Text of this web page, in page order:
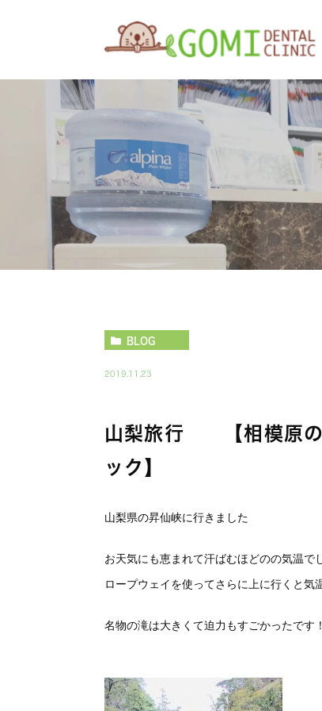
BLOG
2019.11.23
山梨旅行 【相模原の
ック】
山梨県の昇仙峡に行きました
お天気にも恵まれて汗ばむほどのの気温で
ロープウェイを使ってさらに上に行くと気
名物の滝は大きくて迫力もすごかったです